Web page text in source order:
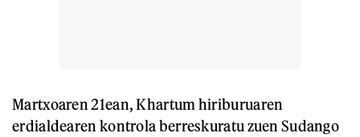
Martxoaren 21ean, Khartum hiriburuaren
erdialdearen kontrola berreskuratu zuen Sudango